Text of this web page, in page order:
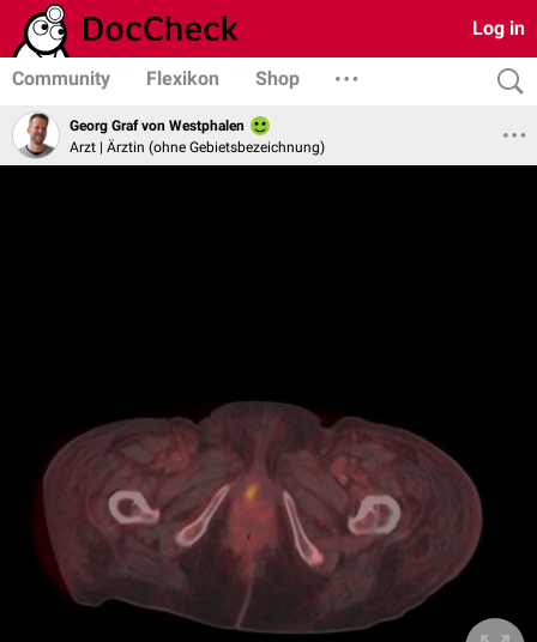
Log in
Community Flexikon Shop
Georg Graf von Westphalen
Arzt | Ärztin (ohne Gebietsbezeichnung)